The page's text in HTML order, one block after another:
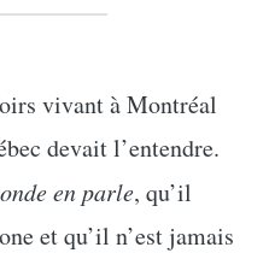
vivant à Montréal
devait l’entendre.
en parle, qu’il
et qu’il n’est jamais